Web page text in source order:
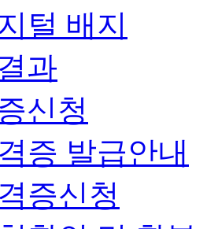
털 배지
과
신청
증 발급안내
증신청